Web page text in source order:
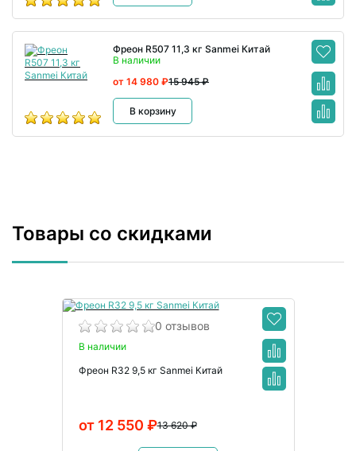
Фреон R507 11,3 кг Sanmei Китай
В наличии
15 945 ₽
от 14 980 ₽
В корзину
Товары со скидками
0 отзывов
В наличии
Фреон R32 9,5 кг Sanmei Китай
13 620 ₽
от 12 550 ₽